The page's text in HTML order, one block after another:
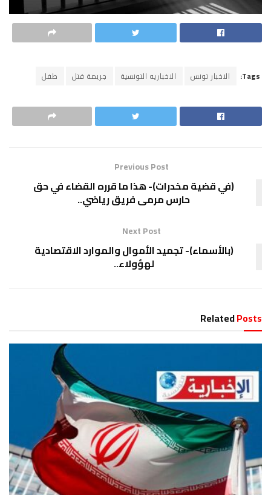
Tags: الاخبار تونس الاخباريه التونسية جريمة قتل طفل
Previous Post
(في قضية مخدرات)- هذا ما قرره القضاء في حق
حارس مرمى فريق رياضي..
Next Post
(بالأسماء)- تجميد الأموال والموارد الاقتصادية
لهؤولاء..
RelatedPosts